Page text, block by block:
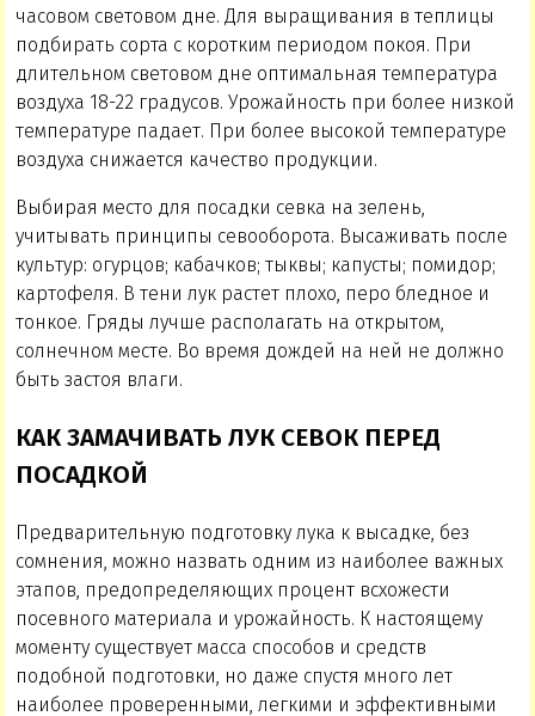
часовом световом дне. Для выращивания в теплицы
подбирать сорта с коротким периодом покоя. При
длительном световом дне оптимальная температура
воздуха 18-22 градусов. Урожайность при более низкой
температуре падает. При более высокой температуре
воздуха снижается качество продукции.
Выбирая место для посадки севка на зелень,
учитывать принципы севооборота. Высаживать после
культур: огурцов; кабачков; тыквы; капусты; помидор;
картофеля. В тени лук растет плохо, перо бледное и
тонкое. Гряды лучше располагать на открытом,
солнечном месте. Во время дождей на ней не должно
быть застоя влаги.
КАК ЗАМАЧИВАТЬ ЛУК СЕВОК ПЕРЕД
ПОСАДКОЙ
Предварительную подготовку лука к высадке, без
сомнения, можно назвать одним из наиболее важных
этапов, предопределяющих процент всхожести
посевного материала и урожайность. К настоящему
моменту существует масса способов и средств
подобной подготовки, но даже спустя много лет
наиболее проверенными, легкими и эффективными